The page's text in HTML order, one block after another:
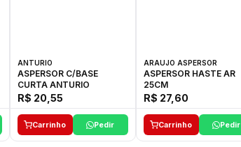
ANTURIO
ASPERSOR C/BASE
CURTA ANTURIO
R$ 20,55
Carrinho Pedir
ARAUJO ASPERSOR
ASPERSOR HASTE AR
25CM
R$ 27,60
Carrinho Pedir